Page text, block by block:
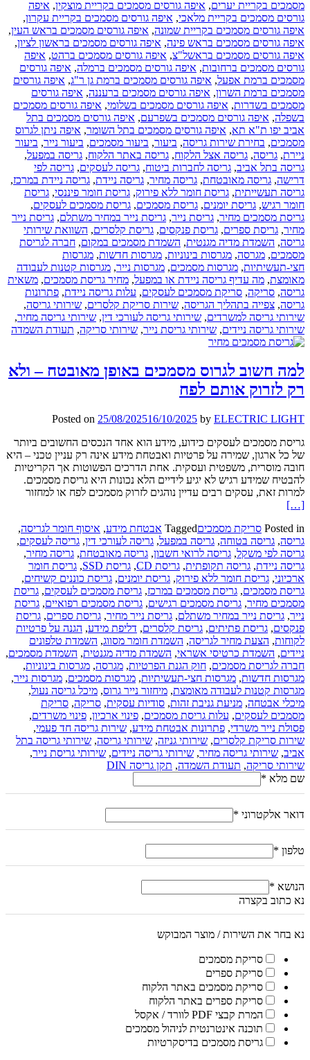
מסמכים בקריית יערים, איפה גורסים מסמכים בקריית מוצקין, איפה
גורסים מסמכים בקריית מלאכי, איפה גורסים מסמכים בקריית עקרון,
איפה גורסים מסמכים בקריית שמונה, איפה גורסים מסמכים בראש העין,
איפה גורסים מסמכים בראש פינה, איפה גורסים מסמכים בראשון לציון,
איפה גורסים מסמכים בראשל"צ, איפה גורסים מסמכים ברהט, איפה
גורסים מסמכים ברחובות, איפה גורסים מסמכים ברמלה, איפה גורסים
מסמכים ברמת אפעל, איפה גורסים מסמכים ברמת גן ר"ג, איפה גורסים
מסמכים ברמת השרון, איפה גורסים מסמכים ברעננה, איפה גורסים
מסמכים בשדרות, איפה גורסים מסמכים בשלומי, איפה גורסים מסמכים
בשפלה, איפה גורסים מסמכים בשפרעם, איפה גורסים מסמכים בתל
אביב יפו ת"א תא, איפה גורסים מסמכים בתל השומר, איפה ניתן לגרוס
מסמכים, בחירת שירות גריסה, ביעור, ביעור מסמכים, ביעור נייר, ביעור
ניירת, גריסה, גריסה אצל הלקוח, גריסה באתר הלקוח, גריסה במפעל,
גריסה בתל אביב, גריסה לחברות ביטוח, גריסה לעסקים, גריסה לפי
דרישה, גריסה מאובטחת, גריסה מחיר, גריסה ניידת, גריסה ניידת במרכז,
גריסה תעשייתית, גריסת חומר ללא פירוק, גריסת חומר פיננסי, גריסת
חומר רגיש, גריסת יומנים, גריסת מסמכים, גריסת מסמכים לעסקים,
גריסת מסמכים מחיר, גריסת נייר, גריסת נייר במחיר משתלם, גריסת נייר
מחיר, גריסת ספרים, גריסת פנקסים, גריסת קלסרים, השוואת שירותי
גריסה, השמדת מדיה מגנטית, השמדת מסמכים במקום, חברה לגריסת
מסמכים, מגרסה, מגרסות בינוניות, מגרסות חדשות, מגרסות
חצי-תעשיתיות, מגרסות מסמכים, מגרסות נייר, מגרסות קטנות לעבודה
מאומצת, מה עדיף גריסה ניידת או במפעל, מחיר גריסת מסמכים, משאית
גריסה, סריקה, סריקת מסמכים לעסקים, עלות גריסה ניידת, פתרונות
גריסה, צפייה בתהליך הגריסה, שירות סריקת קלסרים, שירותי גריסה,
שירותי גריסה למשרדים, שירותי גריסה לעורכי דין, שירותי גריסה מחיר,
שירותי גריסה ניידים, שירותי גריסת נייר, שירותי סריקה, תעודת השמדה
למה חשוב לגרוס מסמכים באופן מאובטח – ולא
רק לזרוק אותם לפח
Posted on 25/08/202516/10/2025 by ELECTRIC LIGHT
גריסת מסמכים לעסקים כידוע, מידע הוא אחד הנכסים החשובים ביותר
של כל ארגון, שמירה על פרטיות ואבטחת מידע אינה רק עניין טכני – היא
חובה מוסרית, משפטית ועסקית. אחת הדרכים הפשוטות אך הקריטיות
להבטיח שמידע רגיש לא יגיע לידיים הלא נכונות היא גריסת מסמכים.
למרות זאת, עסקים רבים עדיין נוהגים לזרוק מסמכים לפח או למחזורRead
למה
חשוב
לגרוס
באופן
–
ולא
רק
אותם
לפח
[…]
Posted in סריקת מסמכיםTagged אבטחת מידע, איסוף חומר לגריסה,
גריסה, גריסה בטוחה, גריסה במפעל, גריסה לעורכי דין, גריסה לעסקים,
גריסה לפי משקל, גריסה לרואי חשבון, גריסה מאובטחת, גריסה מחיר,
גריסה ניידת, גריסה תקופתית, גריסת CD , גריסת SSD , גריסת חומר
ארכיוני, גריסת חומר ללא פירוק, גריסת יומנים, גריסת כוננים קשיחים,
גריסת מסמכים, גריסת מסמכים במרכז, גריסת מסמכים לעסקים, גריסת
מסמכים מחיר, גריסת מסמכים רגישים, גריסת מסמכים רפואיים, גריסת
נייר, גריסת נייר במחיר משתלם, גריסת נייר מחיר, גריסת ספרים, גריסת
פנקסים, גריסת פתיתים, גריסת קלסרים, דליפת מידע, הגנה על פרטיות
לקוחות, הצעת מחיר לגריסה, השמדת חומר מסווג, השמדת טלפונים
ניידים, השמדת כרטיסי אשראי, השמדת מדיה מגנטית, השמדת מסמכים,
חברה לגריסת מסמכים, חוק הגנת הפרטיות, מגרסה, מגרסות בינוניות,
מגרסות חדשות, מגרסות חצי-תעשיתיות, מגרסות מסמכים, מגרסות נייר,
מגרסות קטנות לעבודה מאומצת, מיחזור נייר גרוס, מיכל גריסה נעול,
מיכלי אבטחה, מניעת גניבת זהות, סודיות עסקית, סריקה, סריקת
מסמכים לעסקים, עלות גריסת מסמכים, פינוי ארכיון, פינוי משרדים,
פסולת נייר משרדי, פתרונות אבטחת מידע, שירות גריסה חד פעמי,
שירות סריקת קלסרים, שירותי גניזה, שירותי גריסה, שירותי גריסה בתל
אביב, שירותי גריסה מחיר, שירותי גריסה ניידים, שירותי גריסת נייר,
שירותי סריקה, תעודת השמדה, תקן גריסה DIN
שם מלא *
דואר אלקטרוני *
טלפון *
הנושא *
נא כתוב בקצרה
נא בחר את השירות / מוצר המבוקש
סריקת מסמכים
סריקת ספרים
סריקת מסמכים באתר הלקוח
סריקת ספרים באתר הלקוח
המרת קבצי PDF לוורד / אקסל
תוכנה אינטרנטית לניהול מסמכים
גריסת מסמכים בדיסקרטיות